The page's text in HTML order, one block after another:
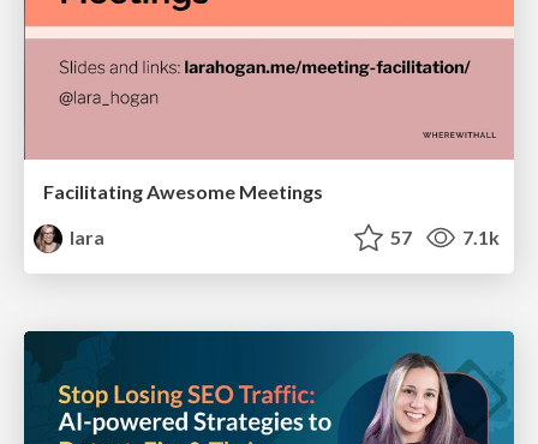
Facilitating Awesome Meetings
lara
57 7.1k